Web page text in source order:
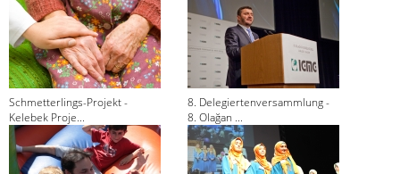
Schmetterlings-Projekt -
Kelebek Proje...
8. Delegiertenversammlung -
8. Olağan ...